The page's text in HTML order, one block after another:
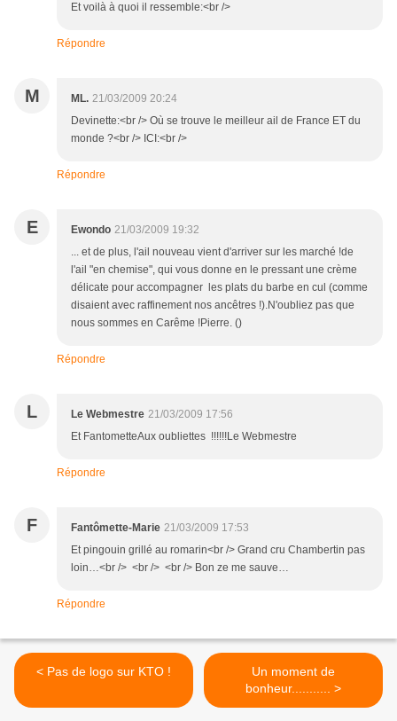
Et voilà à quoi il ressemble:<br />
Répondre
M ML. 21/03/2009 20:24
Devinette:<br /> Où se trouve le meilleur ail de France ET du
monde ?<br /> ICI:<br />
Répondre
E Ewondo 21/03/2009 19:32
... et de plus, l'ail nouveau vient d'arriver sur les marché !de
l'ail "en chemise", qui vous donne en le pressant une crème
délicate pour accompagner les plats du barbe en cul (comme
disaient avec raffinement nos ancêtres !).N'oubliez pas que
nous sommes en Carême !Pierre. ()
Répondre
L Le Webmestre 21/03/2009 17:56
Et FantometteAux oubliettes !!!!!!Le Webmestre
Répondre
F Fantômette-Marie 21/03/2009 17:53
Et pingouin grillé au romarin<br /> Grand cru Chambertin pas
loin…<br /> <br /> <br /> Bon ze me sauve…
Répondre
< Pas de logo sur KTO !
Un moment de
bonheur........... >